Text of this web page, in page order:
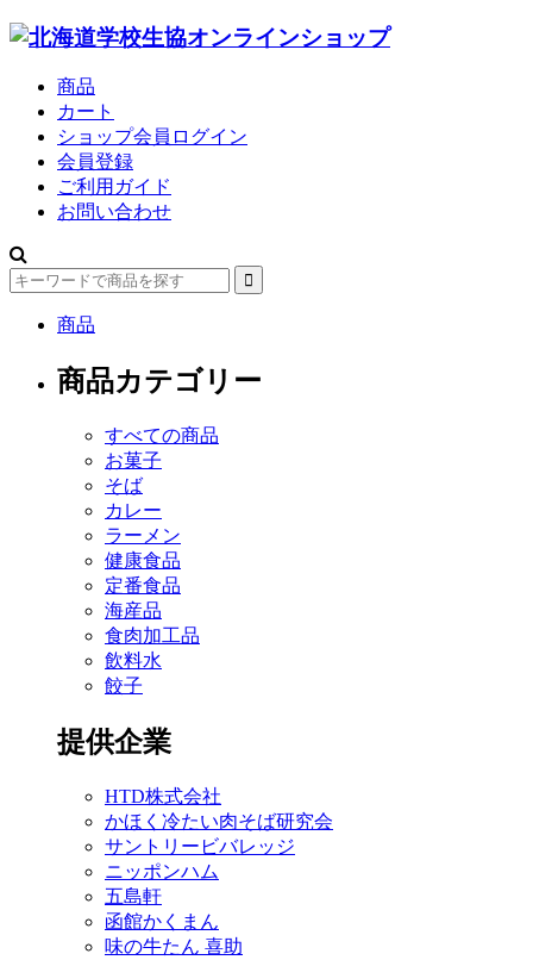
商品
カート
ショップ会員ログイン
会員登録
ご利用ガイド
お問い合わせ
商品
商品カテゴリー
すべての商品
お菓子
そば
カレー
ラーメン
健康食品
定番食品
海産品
食肉加工品
飲料水
餃子
提供企業
HTD株式会社
かほく冷たい肉そば研究会
サントリービバレッジ
ニッポンハム
五島軒
函館かくまん
味の牛たん 喜助